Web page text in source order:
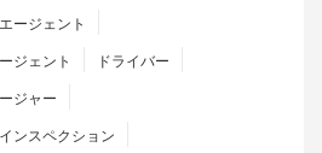
ージェント
ジェント
ドライバー
ジャー
ンスペクション